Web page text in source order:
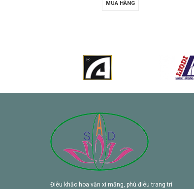
MUA HÀNG
Điêu khắc hoa văn xi măng, phù điêu trang trí